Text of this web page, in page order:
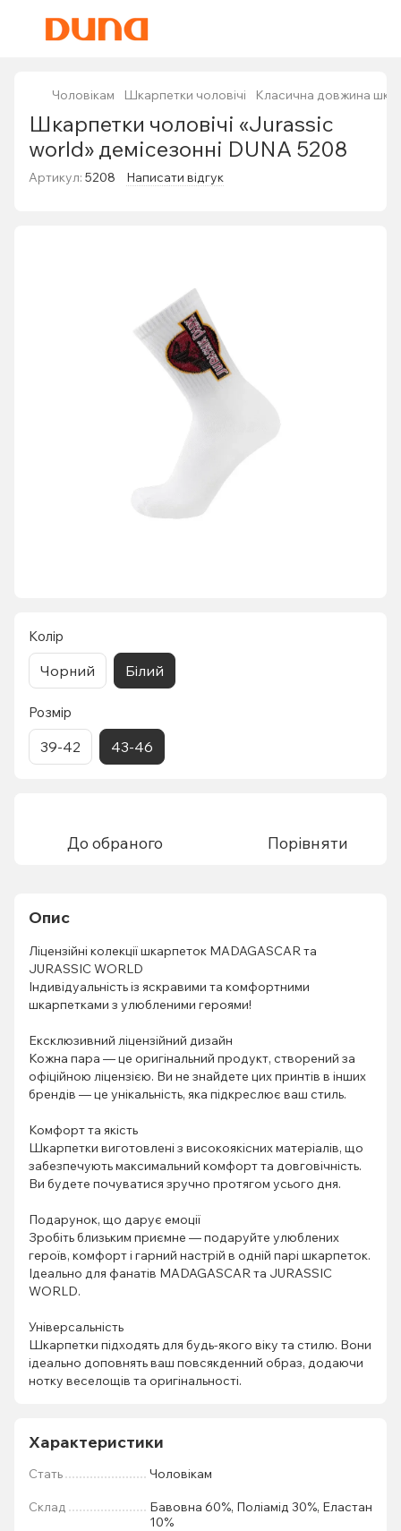
Чоловікам Шкарпетки чоловічі Класична довжина
Шкарпетки чоловічі «Jurassic
world» демісезонні DUNA 5208
Артикул: 5208 Написати відгук
Колір
Чорний Білий
Розмір
39-42 43-46
До обраного Порівняти
Опис
Ліцензійні колекції шкарпеток MADAGASCAR та
JURASSIC WORLD
Індивідуальність із яскравими та комфортними
шкарпетками з улюбленими героями!
Ексклюзивний ліцензійний дизайн
Кожна пара — це оригінальний продукт, створений за
офіційною ліцензією. Ви не знайдете цих принтів в інших
брендів — це унікальність, яка підкреслює ваш стиль.
Комфорт та якість
Шкарпетки виготовлені з високоякісних матеріалів, що
забезпечують максимальний комфорт та довговічність.
Ви будете почуватися зручно протягом усього дня.
Подарунок, що дарує емоції
Зробіть близьким приємне — подаруйте улюблених
героїв, комфорт і гарний настрій в одній парі шкарпеток.
Ідеально для фанатів MADAGASCAR та JURASSIC
WORLD.
Універсальність
Шкарпетки підходять для будь-якого віку та стилю. Вони
ідеально доповнять ваш повсякденний образ, додаючи
нотку веселощів та оригінальності.
Характеристики
Стать Чоловікам
Склад
Бавовна 60%, Поліамід 30%, Еластан
10%